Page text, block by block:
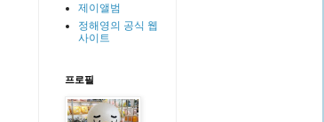
제이앨범
정해영의 공식 웹
사이트
프로필